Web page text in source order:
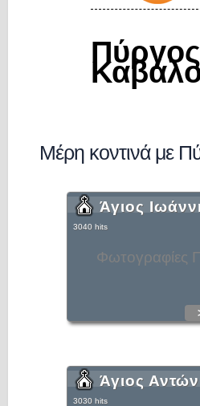
Πύργος
Μέρη κοντινά με
Φωτογραφίες
Άγιος
3040 hits
Άγιος
3030 hits